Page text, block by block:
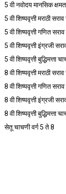
5 वी नवोदय मानसिक
5 वी शिष्यवृत्ती मराठी
5 वी शिष्यवृत्ती गणित
5 वी शिष्यवृत्ती इंग्रजी
5 वी शिष्यवृत्ती बुद्धिमत्ता
8 वी शिष्यवृत्ती मराठी
8 वी शिष्यवृत्ती गणित
8 वी शिष्यवृत्ती इंग्रजी
8 वी शिष्यवृत्ती बुद्धिमत्ता
सेतू चाचणी वर्ग 5 ते 8